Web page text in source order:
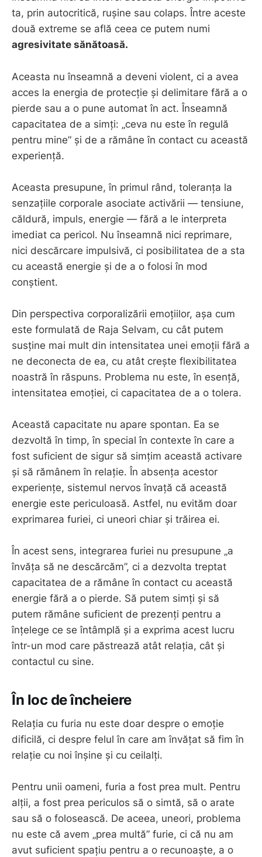
ta, prin autocritică, rușine sau colaps. Între aceste
două extreme se află ceea ce putem numi
agresivitate sănătoasă.
Aceasta nu înseamnă a deveni violent, ci a avea
acces la energia de protecție și delimitare fără a o
pierde sau a o pune automat în act. Înseamnă
capacitatea de a simți: „ceva nu este în regulă
pentru mine” și de a rămâne în contact cu această
experiență.
Aceasta presupune, în primul rând, toleranța la
senzațiile corporale asociate activării — tensiune,
căldură, impuls, energie — fără a le interpreta
imediat ca pericol. Nu înseamnă nici reprimare,
nici descărcare impulsivă, ci posibilitatea de a sta
cu această energie și de a o folosi în mod
conștient.
Din perspectiva corporalizării emoțiilor, așa cum
este formulată de Raja Selvam, cu cât putem
susține mai mult din intensitatea unei emoții fără a
ne deconecta de ea, cu atât crește flexibilitatea
noastră în răspuns. Problema nu este, în esență,
intensitatea emoției, ci capacitatea de a o tolera.
Această capacitate nu apare spontan. Ea se
dezvoltă în timp, în special în contexte în care a
fost suficient de sigur să simțim această activare
și să rămânem în relație. În absența acestor
experiențe, sistemul nervos învață că această
energie este periculoasă. Astfel, nu evităm doar
exprimarea furiei, ci uneori chiar și trăirea ei.
În acest sens, integrarea furiei nu presupune „a
învăța să ne descărcăm”, ci a dezvolta treptat
capacitatea de a rămâne în contact cu această
energie fără a o pierde. Să putem simți și să
putem rămâne suficient de prezenți pentru a
înțelege ce se întâmplă și a exprima acest lucru
într-un mod care păstrează atât relația, cât și
contactul cu sine.
În loc de încheiere
Relația cu furia nu este doar despre o emoție
dificilă, ci despre felul în care am învățat să fim în
relație cu noi înșine și cu ceilalți.
Pentru unii oameni, furia a fost prea mult. Pentru
alții, a fost prea periculos să o simtă, să o arate
sau să o folosească. De aceea, uneori, problema
nu este că avem „prea multă” furie, ci că nu am
avut suficient spațiu pentru a o recunoaște, a o